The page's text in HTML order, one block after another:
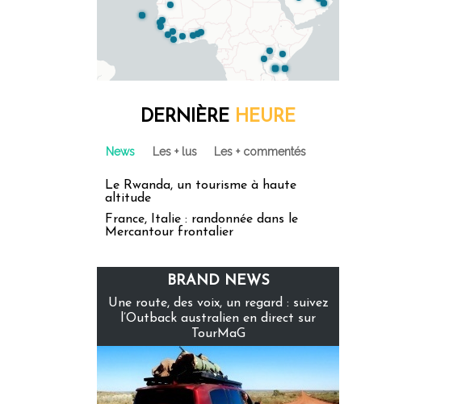
DERNIÈRE HEURE
News Les + lus Les + commentés
Le Rwanda, un tourisme à haute
altitude
France, Italie : randonnée dans le
Mercantour frontalier
BRAND NEWS
Une route, des voix, un regard : suivez
l’Outback australien en direct sur
TourMaG